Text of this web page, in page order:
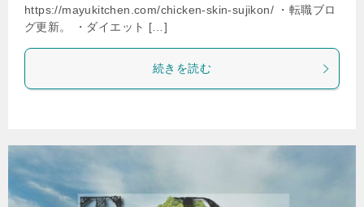
https://mayukitchen.com/chicken-skin-sujikon/ ・転職ブロ
グ更新。 ・ダイエット […]
続きを読む